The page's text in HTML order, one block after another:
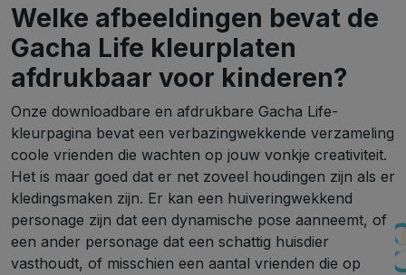
Welke afbeeldingen bevat de
Gacha Life kleurplaten
afdrukbaar voor kinderen?
Onze downloadbare en afdrukbare Gacha Life-
kleurpagina bevat een verbazingwekkende verzameling
coole vrienden die wachten op jouw vonkje creativiteit.
Het is maar goed dat er net zoveel houdingen zijn als er
kledingsmaken zijn. Er kan een huiveringwekkend
personage zijn dat een dynamische pose aanneemt, of
een ander personage dat een schattig huisdier
vasthoudt, of misschien een aantal vrienden die op